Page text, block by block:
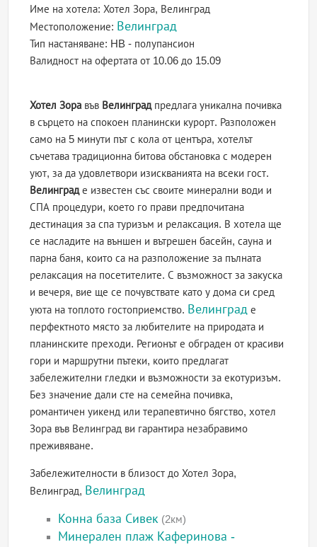
Име на хотела: Хотел Зора, Велинград
Местоположение: Велинград
Тип настаняване: HB - полупансион
Валидност на офертатаот 10.06 до 15.09
Хотел Зора във Велинградпредлага уникална почивка
в сърцето на спокоен планински курорт. Разположен
само на 5 минути път с кола от центъра, хотелът
съчетава традиционна битова обстановка с модерен
уют, за да удовлетвори изискванията на всеки гост.
Велинграде известен със своите минерални води и
СПА процедури, което го прави предпочитана
дестинация за спа туризъм и релаксация. В хотела ще
се насладите на външен и вътрешен басейн, сауна и
парна баня, които са на разположение за пълната
релаксация на посетителите. С възможност за закуска
и вечеря, вие ще се почувствате като у дома си сред
уюта на топлото гостоприемство. Велинград е
перфектното място за любителите на природата и
планинските преходи. Регионът е обграден от красиви
гори и маршрутни пътеки, които предлагат
забележителни гледки и възможности за екотуризъм.
Без значение дали сте на семейна почивка,
романтичен уикенд или терапевтично бягство, хотел
Зора във Велинград ви гарантира незабравимо
преживяване.
Забележителности в близост до Хотел Зора,
Велинград, Велинград
Конна база Сивек (2км)
Минерален плаж Каферинова -